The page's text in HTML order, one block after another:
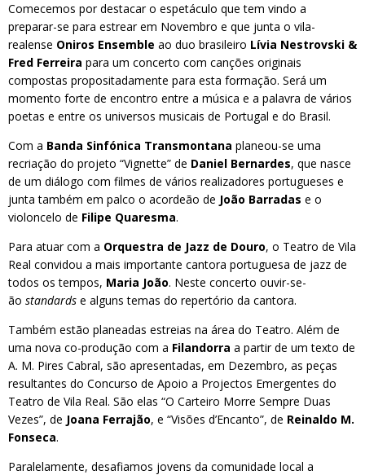
Comecemos por destacar o espetáculo que tem vindo a
preparar-se para estrear em Novembro e que junta o vila-
realense Oniros Ensemble ao duo brasileiro Lívia Nestrovski &
Fred Ferreira para um concerto com canções originais
compostas propositadamente para esta formação. Será um
momento forte de encontro entre a música e a palavra de vários
poetas e entre os universos musicais de Portugal e do Brasil.
Com a Banda Sinfónica Transmontana planeou-se uma
recriação do projeto “Vignette” de Daniel Bernardes, que nasce
de um diálogo com filmes de vários realizadores portugueses e
junta também em palco o acordeão de João Barradas e o
violoncelo de Filipe Quaresma.
Para atuar com a Orquestra de Jazz de Douro, o Teatro de Vila
Real convidou a mais importante cantora portuguesa de jazz de
todos os tempos, Maria João. Neste concerto ouvir-se-
ão standards e alguns temas do repertório da cantora.
Também estão planeadas estreias na área do Teatro. Além de
uma nova co-produção com a Filandorra a partir de um texto de
A. M. Pires Cabral, são apresentadas, em Dezembro, as peças
resultantes do Concurso de Apoio a Projectos Emergentes do
Teatro de Vila Real. São elas “O Carteiro Morre Sempre Duas
Vezes”, de Joana Ferrajão, e “Visões d’Encanto”, de Reinaldo M.
Fonseca.
Paralelamente, desafiamos jovens da comunidade local a